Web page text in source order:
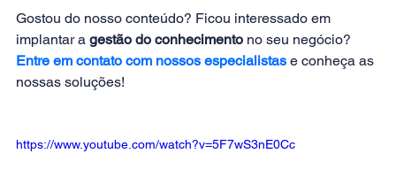
Gostou do nosso conteúdo? Ficou interessado em
implantar a gestão do conhecimento no seu negócio?
Entre em contato com nossos especialistas e conheça as
nossas soluções!
https://www.youtube.com/watch?v=5F7wS3nE0Cc